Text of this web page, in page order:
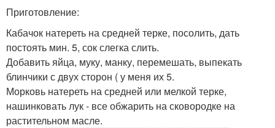
Приготовление:
Кабачок натереть на средней терке, посолить, дать
постоять мин. 5, сок слегка слить.
Добавить яйца, муку, манку, перемешать, выпекать
блинчики с двух сторон ( у меня их 5.
Морковь натереть на средней или мелкой терке,
нашинковать лук - все обжарить на сковородке на
растительном масле.